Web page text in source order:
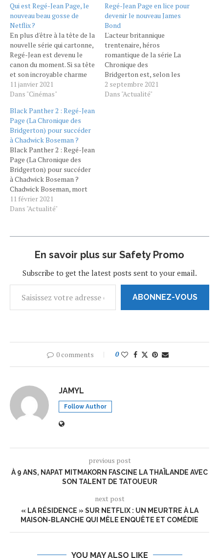
Qui est Regé-Jean Page, le
nouveau beau gosse de
Netflix ?
En plus d'être à la tête de la
nouvelle série qui cartonne,
Regé-Jean est devenu le
canon du moment. Si sa tête
et son incroyable charme
ne vous disent rien, c'est
que vous n'êtes pas encore
Chronique des Bridgerton.
Cette nouvelle série, par la
créatrice de Grey's
Anatomy,…
11 janvier 2021
Dans "Cinémas"
Regé-Jean Page en lice pour
devenir le nouveau James
Bond
L'acteur britannique
trentenaire, héros
romantique de la série La
Chronique des
Bridgerton est, selon les
bookmakers anglais, l'un
des favoris à la succession
2 septembre 2021
Dans "Actualité"
Black Panther 2 : Regé-Jean
Page (La Chronique des
Bridgerton) pour succéder
à Chadwick Boseman ?
Black Panther 2 : Regé-Jean
Page (La Chronique des
Bridgerton) pour succéder
à Chadwick Boseman ?
Chadwick Boseman, mort
en août 2020 d'un cancer du
côlon, ne sera pas
T'Challa ne sera donc pa de
revanche, il…
11 février 2021
Dans "Actualité"
En savoir plus sur Safety Promo
Subscribe to get the latest posts sent to your email.
ABONNEZ-VOUS
0 comments 0
JAMYL
Follow Author
previous post
À 9 ANS, NAPAT MITMAKORN FASCINE LA THAÏLANDE AVEC
SON TALENT DE TATOUEUR
next post
« LA RÉSIDENCE » SUR NETFLIX : UN MEURTRE À LA
MAISON-BLANCHE QUI MÊLE ENQUÊTE ET COMÉDIE
YOU MAY ALSO LIKE